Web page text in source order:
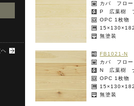
カバ フロー
P 広葉樹
OPC 1枚物
無塗装
FB1021-N
カバ フロー
N 広葉樹
OPC 1枚物
無塗装